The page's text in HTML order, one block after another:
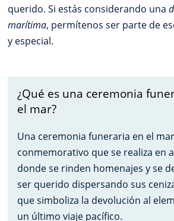
querido. Si estás considerando una
marítima, permítenos ser parte de
y especial.
¿Qué es una ceremonia
el mar?
Una ceremonia funeraria en el
conmemorativo que se realiza en
donde se rinden homenajes y se
ser querido dispersando sus
que simboliza la devolución al
un último viaje pacífico.